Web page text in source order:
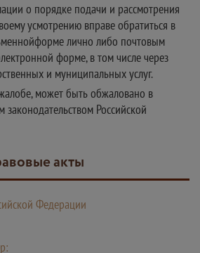
о порядке подачи и рассмотрения
усмотрению вправе обратиться в
лично либо почтовым
форме, в том числе через
и муниципальных услуг.
может быть обжаловано в
законодательством Российской
акты
Федерации